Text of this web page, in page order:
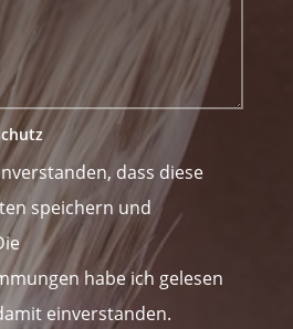
dass diese
speichern und
habe ich gelesen
einverstanden.